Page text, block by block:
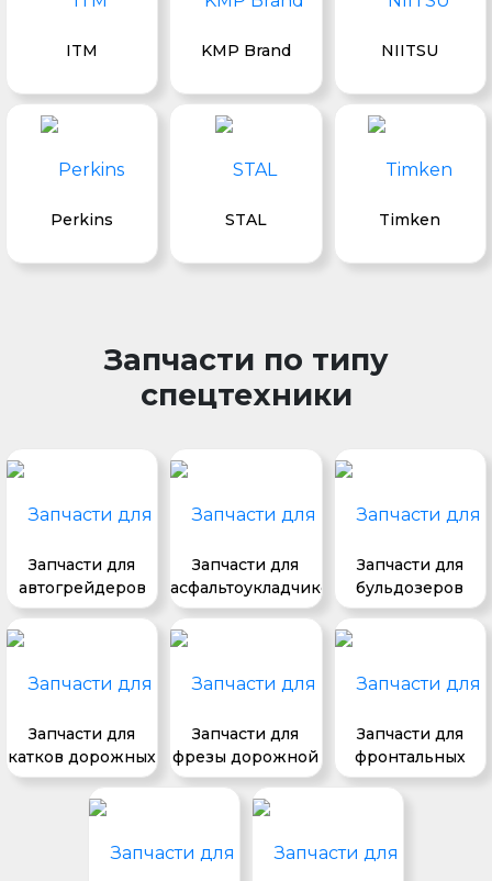
ITM KMP Brand NIITSU
Perkins STAL Timken
Запчасти по типу
спецтехники
Запчасти для
автогрейдеров
Запчасти для
асфальтоукладчиков
Запчасти для
бульдозеров
Запчасти для
катков дорожных
Запчасти для
фрезы дорожной
Запчасти для
фронтальных
погрузчиков